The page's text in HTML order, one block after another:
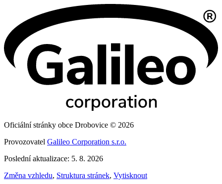
Oficiální stránky obce Drobovice © 2026
Provozovatel Galileo Corporation s.r.o.
Poslední aktualizace: 5. 8. 2026
Změna vzhledu, Struktura stránek, Vytisknout